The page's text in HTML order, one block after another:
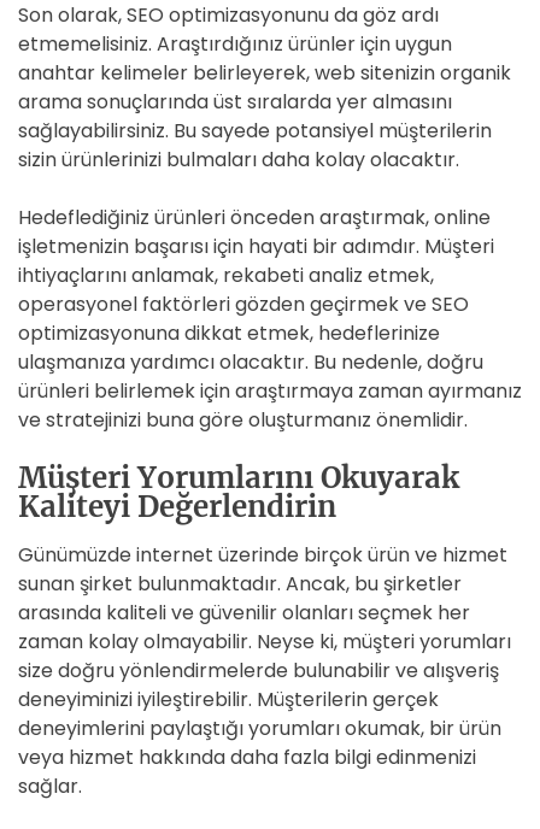
Son olarak, SEO optimizasyonunu da göz ardı
etmemelisiniz. Araştırdığınız ürünler için uygun
anahtar kelimeler belirleyerek, web sitenizin organik
arama sonuçlarında üst sıralarda yer almasını
sağlayabilirsiniz. Bu sayede potansiyel müşterilerin
sizin ürünlerinizi bulmaları daha kolay olacaktır.
Hedeflediğiniz ürünleri önceden araştırmak, online
işletmenizin başarısı için hayati bir adımdır. Müşteri
ihtiyaçlarını anlamak, rekabeti analiz etmek,
operasyonel faktörleri gözden geçirmek ve SEO
optimizasyonuna dikkat etmek, hedeflerinize
ulaşmanıza yardımcı olacaktır. Bu nedenle, doğru
ürünleri belirlemek için araştırmaya zaman ayırmanız
ve stratejinizi buna göre oluşturmanız önemlidir.
Müşteri Yorumlarını Okuyarak
Kaliteyi Değerlendirin
Günümüzde internet üzerinde birçok ürün ve hizmet
sunan şirket bulunmaktadır. Ancak, bu şirketler
arasında kaliteli ve güvenilir olanları seçmek her
zaman kolay olmayabilir. Neyse ki, müşteri yorumları
size doğru yönlendirmelerde bulunabilir ve alışveriş
deneyiminizi iyileştirebilir. Müşterilerin gerçek
deneyimlerini paylaştığı yorumları okumak, bir ürün
veya hizmet hakkında daha fazla bilgi edinmenizi
sağlar.